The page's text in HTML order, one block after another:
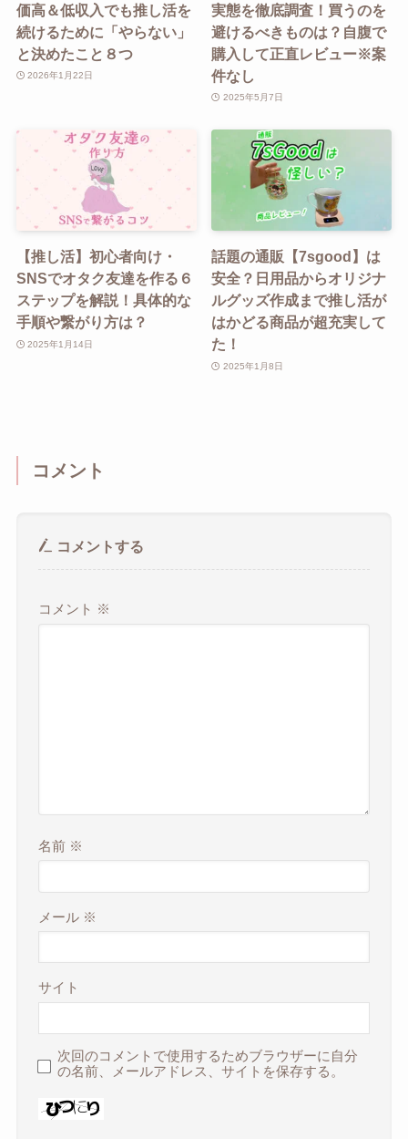
価高＆低収入でも推し活を
続けるために「やらない」
と決めたこと８つ
2026年1月22日
実態を徹底調査！買うのを
避けるべきものは？自腹で
購入して正直レビュー※案
件なし
2025年5月7日
【推し活】初心者向け・
SNSでオタク友達を作る６
ステップを解説！具体的な
手順や繋がり方は？
2025年1月14日
話題の通販【7sgood】は
安全？日用品からオリジナ
ルグッズ作成まで推し活が
はかどる商品が超充実して
た！
2025年1月8日
コメント
コメントする
コメント ※
名前 ※
メール ※
サイト
次回のコメントで使用するためブラウザーに自分
の名前、メールアドレス、サイトを保存する。